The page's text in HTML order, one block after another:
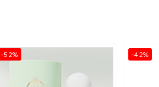
-52% -42%